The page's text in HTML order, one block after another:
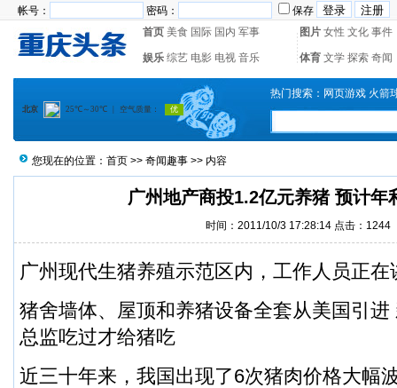
帐号： 密码：
保存
首页 美食 国际 国内 军事 图片 女性 文化 事件
娱乐 综艺 电影 电视 音乐 体育 文学 探索 奇闻
热门搜索： 网页游戏 火箭
您现在的位置： 首页 >> 奇闻趣事 >> 内容
广州地产商投1.2亿元养猪 预计年
时间：2011/10/3 17:28:14 点击：1244
广州现代生猪养殖示范区内，工作人员正
猪舍墙体、屋顶和养猪设备全套从美国引
总监吃过才给猪吃
近三十年来，我国出现了6次猪肉价格大幅